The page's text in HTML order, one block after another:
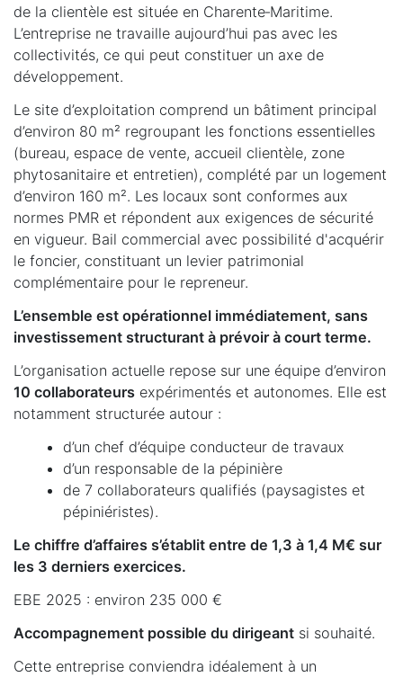
de la clientèle est située en Charente‑Maritime.
L’entreprise ne travaille aujourd’hui pas avec les
collectivités, ce qui peut constituer un axe de
développement.
Le site d’exploitation comprend un bâtiment principal
d’environ 80 m² regroupant les fonctions essentielles
(bureau, espace de vente, accueil clientèle, zone
phytosanitaire et entretien), complété par un logement
d’environ 160 m². Les locaux sont conformes aux
normes PMR et répondent aux exigences de sécurité
en vigueur. Bail commercial avec possibilité d'acquérir
le foncier, constituant un levier patrimonial
complémentaire pour le repreneur.
L’ensemble est opérationnel immédiatement, sans
investissement structurant à prévoir à court terme.
L’organisation actuelle repose sur une équipe d’environ
10 collaborateurs expérimentés et autonomes. Elle est
notamment structurée autour :
d’un chef d’équipe conducteur de travaux
d’un responsable de la pépinière
de 7 collaborateurs qualifiés (paysagistes et
pépiniéristes).
Le chiffre d’affaires s’établit entre de 1,3 à 1,4 M€ sur
les 3 derniers exercices.
EBE 2025 : environ 235 000 €
Accompagnement possible du dirigeant si souhaité.
Cette entreprise conviendra idéalement à un